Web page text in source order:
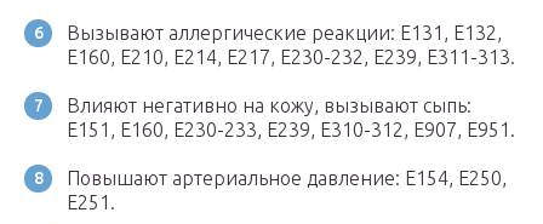
Вызывают аллергические реакции: Е131, Е132,
Е160, Е210, Е214, Е217, Е230-232, Е239, Е311-313.
Влияют негативно на кожу, вызывают сыпь:
E151, E160, E230-233, E239, E310-312, E907, E951.
Повышают артериальное давление: E154, E250,
E251.